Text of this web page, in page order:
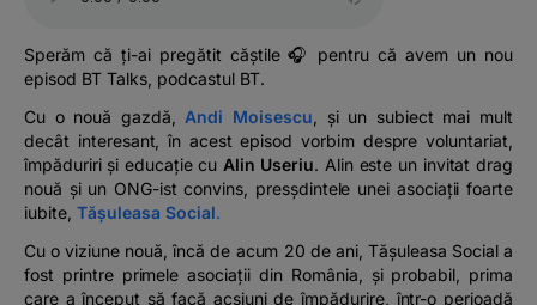
Banking, pe relaxare
Sperăm că ți-ai pregătit căștile 🎧 pentru că avem un nou
episod BT Talks, podcastul BT.
Cu o nouă gazdă, Andi Moisescu
și un subiect mai mult
decât interesant, în acest episod vorbim despre voluntariat,
împăduriri și educație cu Alin Useriu. Alin este un invitat drag
nouă și un ONG-ist convins, presșdintele unei asociații foarte
iubite, Tășuleasa Social.
Cu o viziune nouă, încă de acum 20 de ani, Tășuleasa Social a
fost printre primele asociații din România, și probabil, prima
care a început să facă acșiuni de împădurire, într-o perioadă